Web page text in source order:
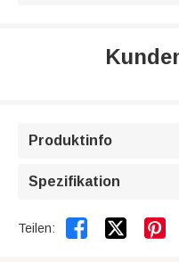
Produktinfo
Spezifikation
Teilen:  